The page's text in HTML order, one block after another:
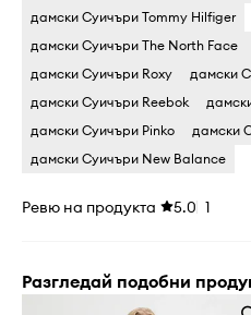
дамски Суичъри Tommy Hilfiger
дамски Суичъри The North Face
дамски Суичъри Roxy
дамски
дамски Суичъри Reebok
дамски Суичъри Pinko
дамски
дамски Суичъри New Balance
Ревю на продукта 5.0 1
Разгледай подобни